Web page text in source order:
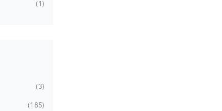
1
3
185